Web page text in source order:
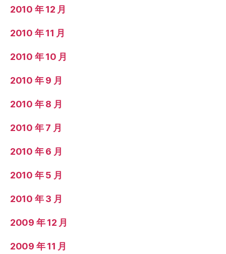
2010 年 12 月
2010 年 11 月
2010 年 10 月
2010 年 9 月
2010 年 8 月
2010 年 7 月
2010 年 6 月
2010 年 5 月
2010 年 3 月
2009 年 12 月
2009 年 11 月